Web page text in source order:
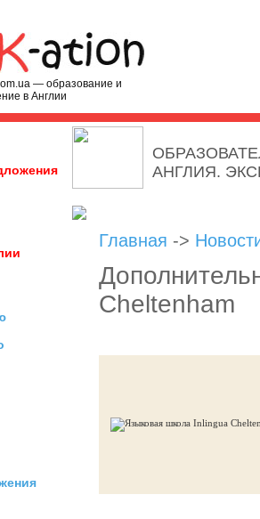
— образование и
в Англии
АНГЛИЯ.
Главная ->
Cheltenham